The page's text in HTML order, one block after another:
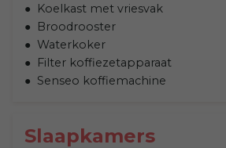
Koelkast met vriesvak
Broodrooster
Waterkoker
Filter koffiezetapparaat
Senseo koffiemachine
Slaapkamers